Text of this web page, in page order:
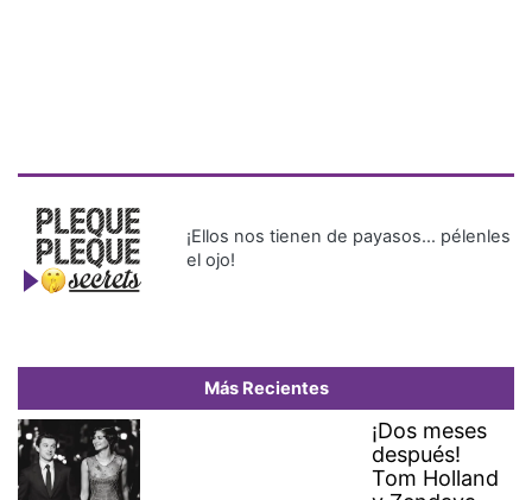
¡Ellos nos tienen de payasos… pélenles
el ojo!
Más Recientes
¡Dos meses
después!
Tom Holland